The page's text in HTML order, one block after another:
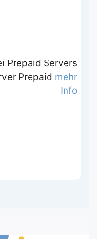
Prepaid Servers
Prepaid mehr
Info